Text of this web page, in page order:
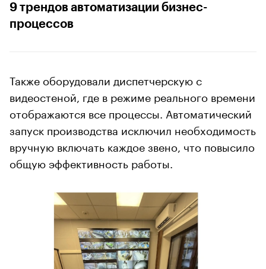
9 трендов автоматизации бизнес-
процессов
Также оборудовали диспетчерскую с
видеостеной, где в режиме реального времени
отображаются все процессы. Автоматический
запуск производства исключил необходимость
вручную включать каждое звено, что повысило
общую эффективность работы.